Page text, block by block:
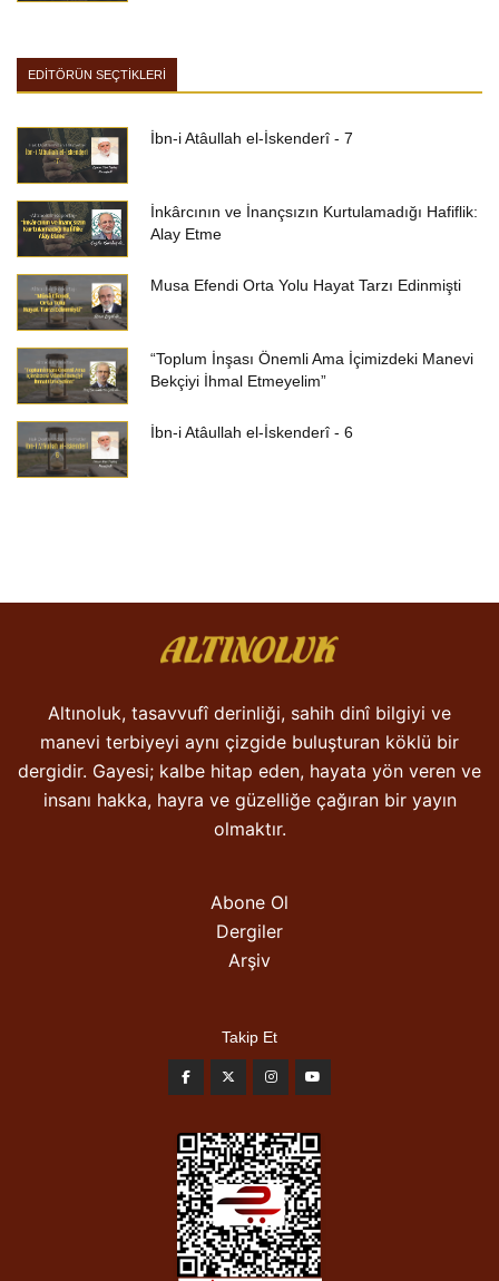
EDİTÖRÜN SEÇTİKLERİ
İbn-i Atâullah el-İskenderî - 7
İnkârcının ve İnançsızın Kurtulamadığı Hafiflik:
Alay Etme
Musa Efendi Orta Yolu Hayat Tarzı Edinmişti
“Toplum İnşası Önemli Ama İçimizdeki Manevi
Bekçiyi İhmal Etmeyelim”
İbn-i Atâullah el-İskenderî - 6
Altınoluk, tasavvufî derinliği, sahih dinî bilgiyi ve
manevi terbiyeyi aynı çizgide buluşturan köklü bir
dergidir. Gayesi; kalbe hitap eden, hayata yön veren ve
insanı hakka, hayra ve güzelliğe çağıran bir yayın
olmaktır.
Abone Ol
Dergiler
Arşiv
Takip Et